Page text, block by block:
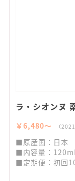
ラ・シオンヌ
￥6,480〜 （
■原産国：日本
■内容量：
■定期便：初回